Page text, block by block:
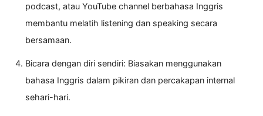
podcast, atau YouTube channel berbahasa Inggris
membantu melatih listening dan speaking secara
bersamaan.
Bicara dengan diri sendiri: Biasakan menggunakan
bahasa Inggris dalam pikiran dan percakapan internal
sehari-hari.